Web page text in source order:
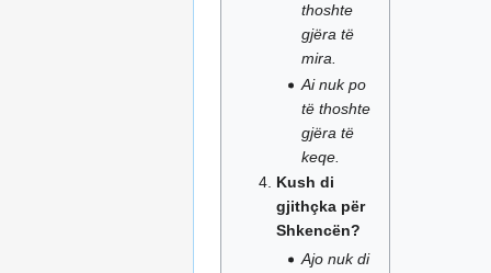
thoshte
gjëra të
mira.
Ai nuk po
të thoshte
gjëra të
keqe.
Kush di
gjithçka për
Shkencën?
Ajo nuk di